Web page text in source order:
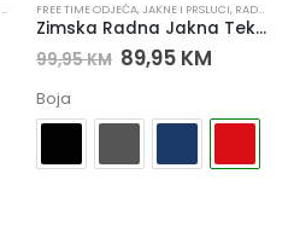
MAJICE I DUKSERICE,RADNA ODJEĆA,
FREE TIME ODJEĆA,JAKNE I PRSLUCI, RADNA ODJEĆA
Zimska Radna Jakna Tekton
99,95KM 89,95 KM
Boja